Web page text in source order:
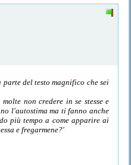
del testo magnifico che sei
non credere in se stesse e
l'autostima ma ti fanno anche
più tempo a come apparire ai
e fregarmene?'